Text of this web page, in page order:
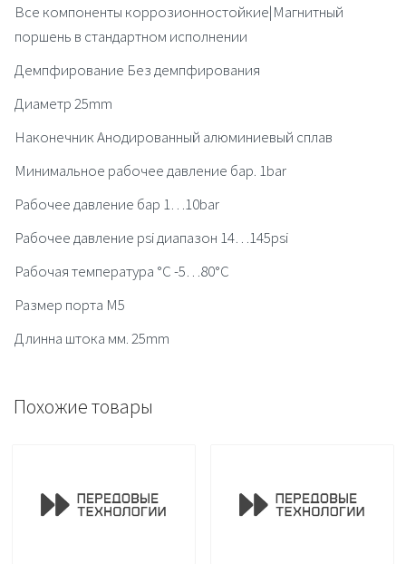
Все компоненты коррозионностойкие|Магнитный
поршень в стандартном исполнении
Демпфирование Без демпфирования
Диаметр 25mm
Наконечник Анодированный алюминиевый сплав
Минимальное рабочее давление бар. 1bar
Рабочее давление бар 1…10bar
Рабочее давление psi диапазон 14…145psi
Рабочая температура °C -5…80°C
Размер порта M5
Длинна штока мм. 25mm
Похожие товары